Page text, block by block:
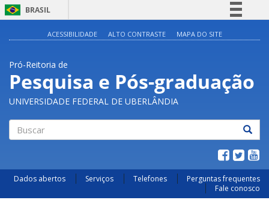
BRASIL
Acesso à informação
Legislação
Canais
ACESSIBILIDADE ALTO CONTRASTE MAPA DO SITE
Pró-Reitoria de
Pesquisa e Pós-graduação
UNIVERSIDADE FEDERAL DE UBERLÂNDIA
Dados abertos Serviços Telefones
Perguntas frequentes
Fale conosco